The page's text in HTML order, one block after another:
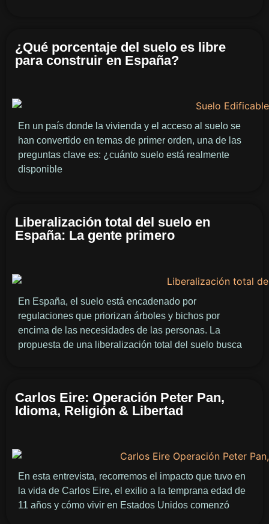
¿Qué porcentaje del suelo es libre
para construir en España?
En un país donde la vivienda y el acceso al suelo se
han convertido en temas de primer orden, una de las
preguntas clave es: ¿cuánto suelo está realmente
disponible
Liberalización total del suelo en
España: La gente primero
En España, el suelo está encadenado por
regulaciones que priorizan árboles y bichos por
encima de las necesidades de las personas. La
propuesta de una liberalización total del suelo busca
Carlos Eire: Operación Peter Pan,
Idioma, Religión & Libertad
En esta entrevista, recorremos el impacto que tuvo en
la vida de Carlos Eire, el exilio a la temprana edad de
11 años y cómo vivir en Estados Unidos comenzó